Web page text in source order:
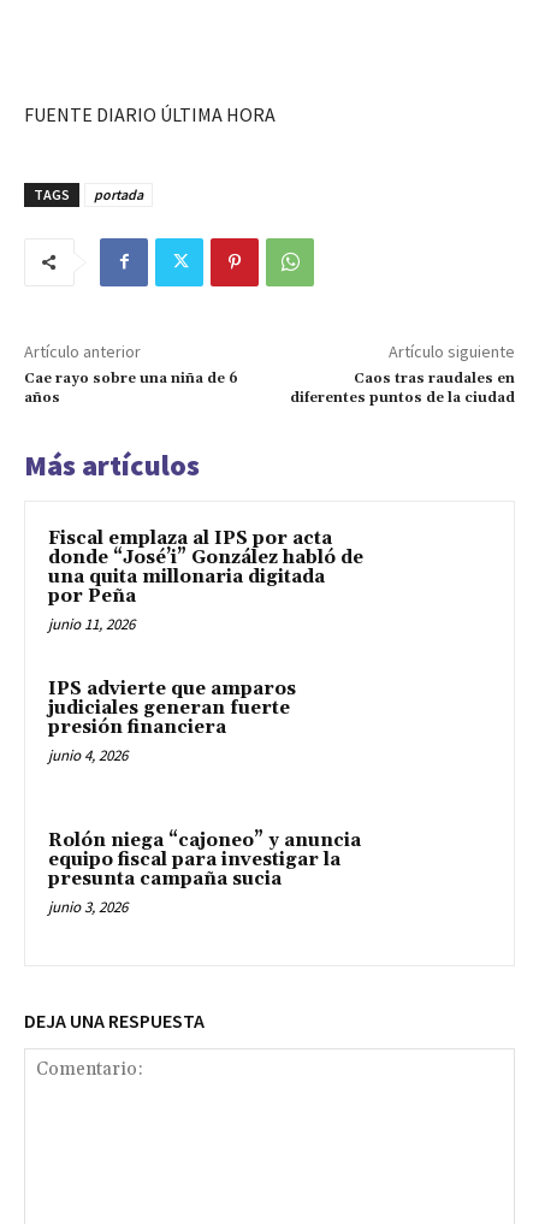
FUENTE DIARIO ÚLTIMA HORA
TAGS portada
Artículo anterior
Cae rayo sobre una niña de 6
años
Artículo siguiente
Caos tras raudales en
diferentes puntos de la ciudad
Más artículos
Fiscal emplaza al IPS por acta
donde “José’i” González habló de
una quita millonaria digitada
por Peña
junio 11, 2026
IPS advierte que amparos
judiciales generan fuerte
presión financiera
junio 4, 2026
Rolón niega “cajoneo” y anuncia
equipo fiscal para investigar la
presunta campaña sucia
junio 3, 2026
DEJA UNA RESPUESTA